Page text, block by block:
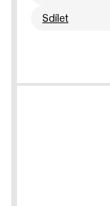
Sdílet